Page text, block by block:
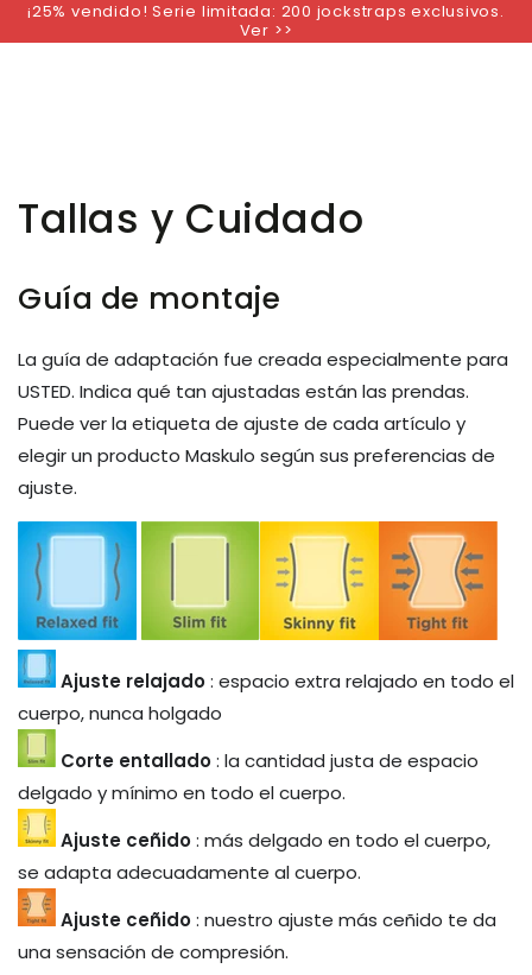
IR AL
¡25% vendido! Serie limitada: 200 jockstraps exclusivos.
Ver >>
Tallas y Cuidado
Guía de montaje
La guía de adaptación fue creada especialmente para
USTED. Indica qué tan ajustadas están las prendas.
Puede ver la etiqueta de ajuste de cada artículo y
elegir un producto Maskulo según sus preferencias de
ajuste.
Ajuste relajado: espacio extra relajado en todo el
cuerpo, nunca holgado
Corte entallado: la cantidad justa de espacio
delgado y mínimo en todo el cuerpo.
Ajuste ceñido: más delgado en todo el cuerpo,
se adapta adecuadamente al cuerpo.
Ajuste ceñido: nuestro ajuste más ceñido te da
una sensación de compresión.